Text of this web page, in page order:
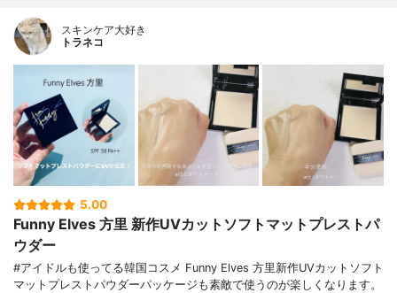
スキンケア大好き
トラネコ
5.00
Funny Elves 方里 新作UVカットソフトマットプレストパ
ウダー
#アイドルも使ってる韓国コスメ Funny Elves 方里新作UVカットソフト
マットプレストパウダーパッケージも素敵で使うのが楽しくなります。